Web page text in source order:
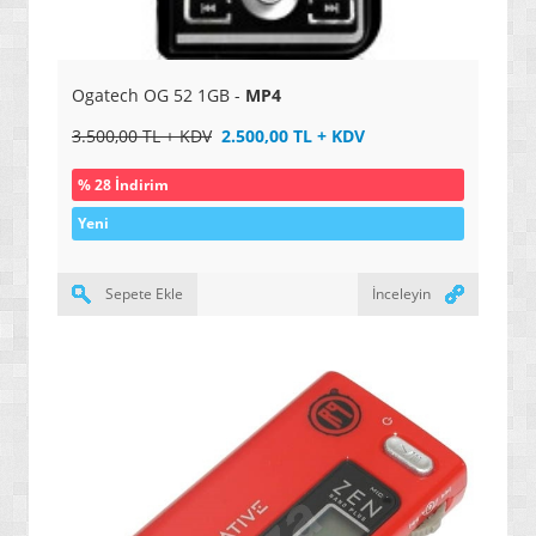
» OYUN KONSOLLARI / SİSTEMLERİ
Ogatech OG 52 1GB - MP4
3.500,00 TL + KDV 2.500,00 TL + KDV
% 28 İndirim
Yeni
Sepete Ekle İnceleyin